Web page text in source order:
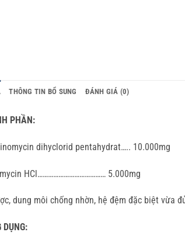
THÔNG TIN BỔ SUNG ĐÁNH GIÁ (0)
PHẦN:
dihyclorid pentahydrat….. 10.000mg
HCl………………………………… 5.000mg
dung môi chống nhờn, hệ đệm đặc biệt vừa
DỤNG: